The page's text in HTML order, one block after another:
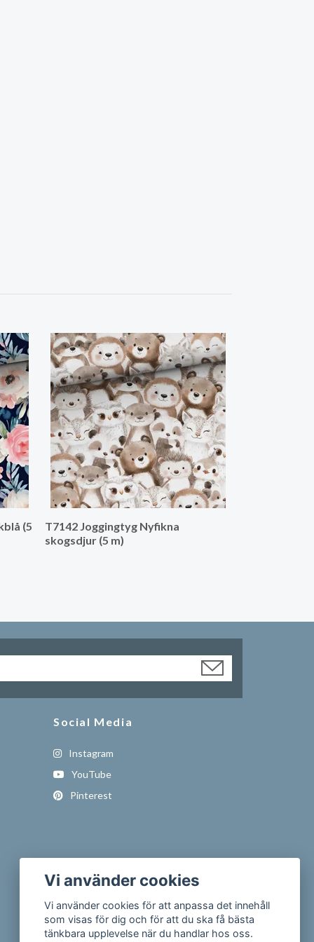
(5
T7142 Joggingtyg Nyfikna
skogsdjur (5 m)
Social Media
Instagram
YouTube
Pinterest
Vi använder cookies
Vi använder cookies för att anpassa det innehåll
som visas för dig och för att du ska få bästa
tänkbara upplevelse när du handlar hos oss.